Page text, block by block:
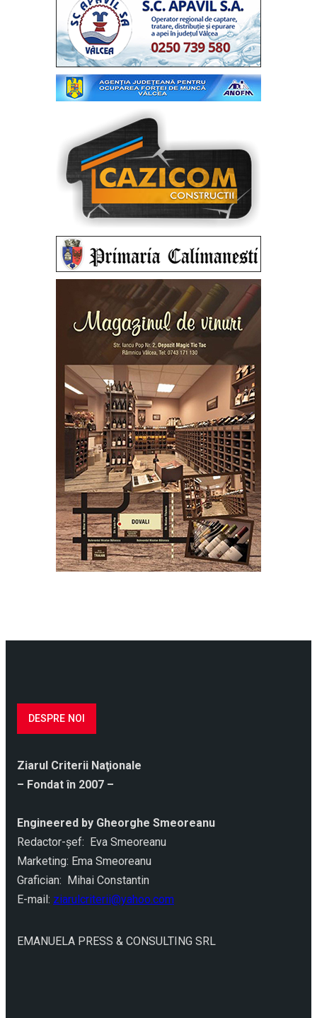
DESPRE NOI
Ziarul Criterii Naţionale
– Fondat în 2007 –
Engineered by Gheorghe Smeoreanu
Redactor-şef: Eva Smeoreanu
Marketing: Ema Smeoreanu
Grafician: Mihai Constantin
E-mail: ziarulcriterii@yahoo.com
EMANUELA PRESS & CONSULTING SRL